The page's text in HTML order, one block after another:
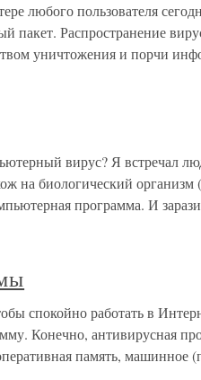
любого пользователя
пакет. Распространение
уничтожения и порчи
вирус? Я встречал
на биологический
программа. И
спокойно работать в
Конечно, антивирусная
память, машинное